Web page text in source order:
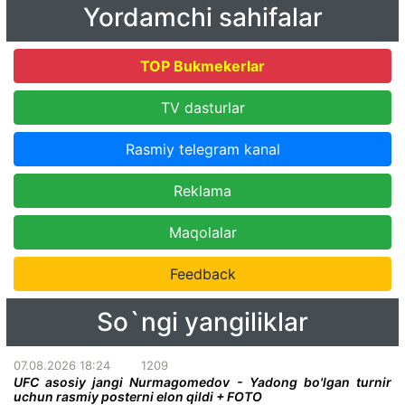
Yordamchi sahifalar
TOP Bukmekerlar
TV dasturlar
Rasmiy telegram kanal
Reklama
Maqolalar
Feedback
So`ngi yangiliklar
07.08.2026 18:24 1209
UFC asosiy jangi Nurmagomedov - Yadong bo'lgan turnir
uchun rasmiy posterni elon qildi + FOTO